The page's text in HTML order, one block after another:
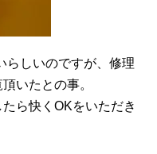
らしいのですが、修理
いたとの事。
ら快くOKをいただき